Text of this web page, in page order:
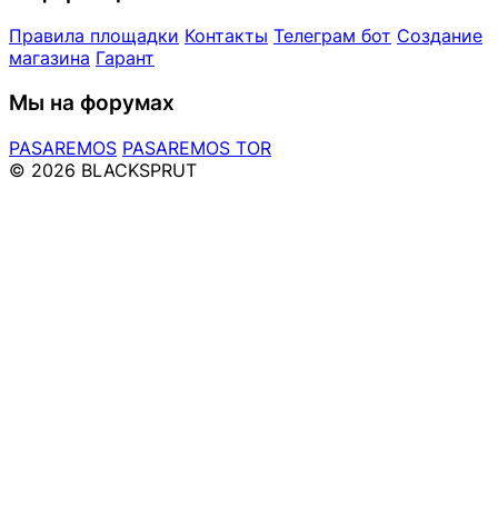
Правила площадки Контакты Телеграм бот Создание
магазина Гарант
Мы на форумах
PASAREMOS PASAREMOS TOR
© 2026 BLACKSPRUT